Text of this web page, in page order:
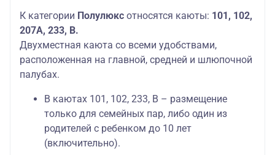
К категории Полулюкс относятся каюты: 101, 102,
207А, 233, В.
Двухместная каюта со всеми удобствами,
расположенная на главной, средней и шлюпочной
палубах.
В каютах 101, 102, 233, В – размещение
только для семейных пар, либо один из
родителей с ребенком до 10 лет
(включительно).